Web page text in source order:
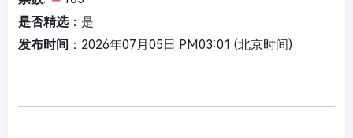
是否精选：是
发布时间 ：2026年07月05日 PM03:01 (北京时间)